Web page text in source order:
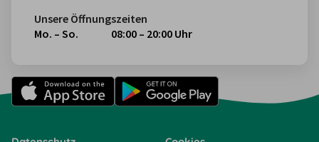
Unsere Öffnungszeiten
Mo. – So.
08:00 – 20:00 Uhr